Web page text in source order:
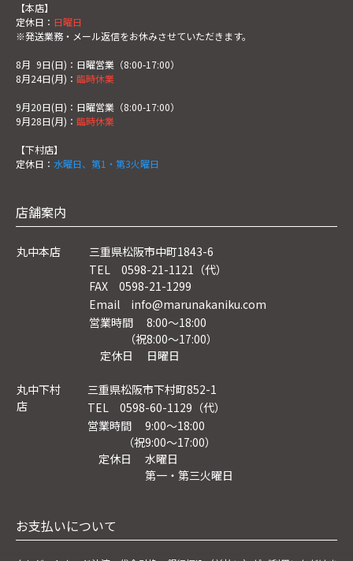
【本店】
定休日： 日曜日
※発送業務・メール返信をお休みさせていただきます。
8月 9日(日)：日曜営業（8:00-17:00）
8月24日(月)： 臨時休業
9月20日(日)：日曜営業（8:00-17:00）
9月28日(月)： 臨時休業
【下村店】
定休日： 水曜日、第1・第3火曜日
店舗案内
丸中本店
三重県松阪市中町1843-6
TEL 0598-21-1121（代）
FAX 0598-21-1299
Email info@marunakaniku.com
営業時間 8:00～18:00
（祝8:00〜17:00）
定休日 日曜日
丸中下村
店
三重県松阪市下村町852-1
TEL 0598-60-1129（代）
営業時間 9:00～18:00
（祝9:00〜17:00）
定休日 水曜日
第一・第三火曜日
お支払いについて